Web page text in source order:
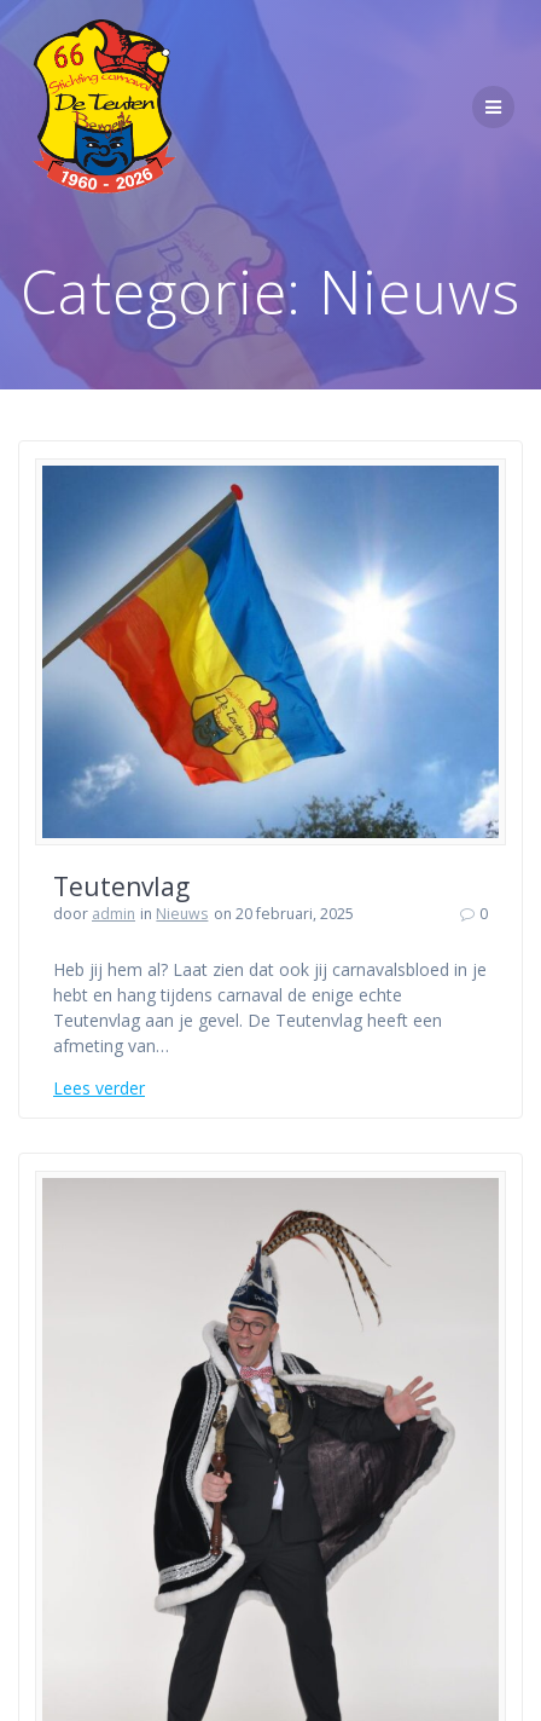
de
inhoud
Categorie: Nieuws
Teutenvlag
door admin in Nieuws on 20 februari, 2025 0
Heb jij hem al? Laat zien dat ook jij carnavalsbloed in je
hebt en hang tijdens carnaval de enige echte
Teutenvlag aan je gevel. De Teutenvlag heeft een
afmeting van…
Lees verder